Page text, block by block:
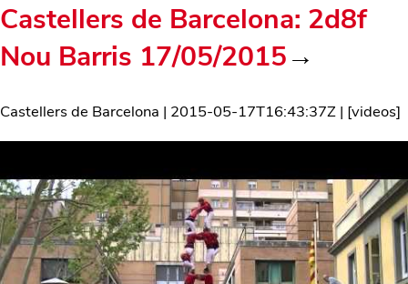
Castellers de Barcelona: 2d8f
Nou Barris 17/05/2015→
Castellers de Barcelona | 2015-05-17T16:43:37Z | [videos]